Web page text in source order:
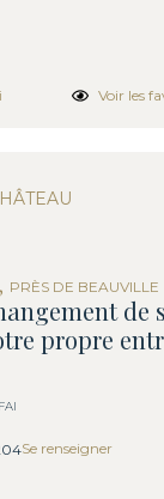
Voir les
, PRÈS DE BEAUVILLE
de
propre
FAI
Se renseigner